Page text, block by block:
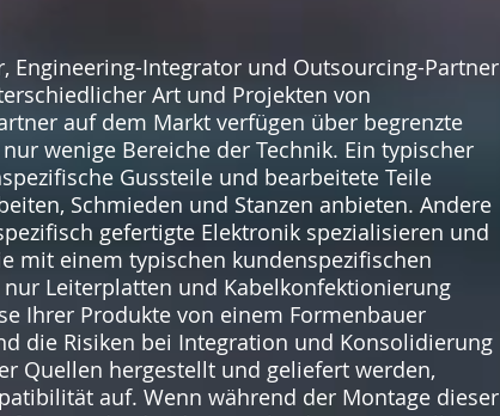
Engineering-Integrator und Outsourcing-Partner
Art und Projekten von
auf dem Markt verfügen über begrenzte
wenige Bereiche der Technik. Ein typischer
Gussteile und bearbeitete Teile
Schmieden und Stanzen anbieten. Andere
gefertigte Elektronik spezialisieren und
mit einem typischen kundenspezifischen
Leiterplatten und Kabelkonfektionierung
Ihrer Produkte von einem Formenbauer
die Risiken bei Integration und Konsolidierung
Quellen hergestellt und geliefert werden,
auf. Wenn während der Montage dieser